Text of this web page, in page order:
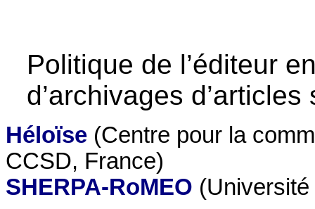
Politique de l’éditeur
d’archivages
Héloïse (Centre pour la
CCSD, France)
SHERPA-RoMEO